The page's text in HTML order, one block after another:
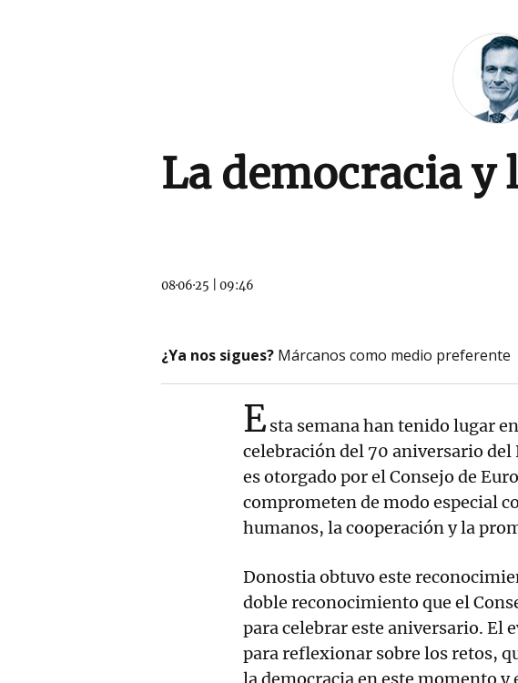
La democracia y
08·06·25 09:46
¿Ya nos sigues? Márcanos como medio preferente
Esta semana han tenido lugar
celebración del 70 aniversario
es otorgado por el Consejo de
comprometen de modo especial
humanos, la cooperación y la
Donostia obtuvo este
doble reconocimiento que el
para celebrar este aniversario. El
para reflexionar sobre los retos,